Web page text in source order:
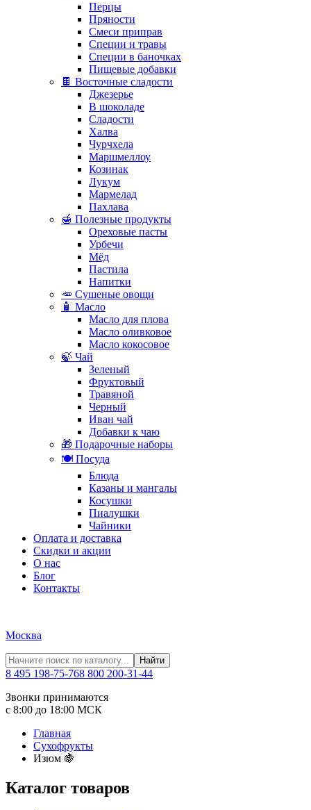
Перцы
Пряности
Смеси приправ
Специи и травы
Специи в баночках
Пищевые добавки
🍫 Восточные сладости
Джезерье
В шоколаде
Сладости
Халва
Чурчхела
Маршмеллоу
Козинак
Лукум
Мармелад
Пахлава
🍯 Полезные продукты
Ореховые пасты
Урбечи
Мёд
Пастила
Напитки
🥕 Сушеные овощи
🧴 Масло
Масло для плова
Масло оливковое
Масло кокосовое
🍃 Чай
Зеленый
Фруктовый
Травяной
Черный
Иван чай
Добавки к чаю
🎁 Подарочные наборы
🍽️ Посуда
Блюда
Казаны и мангалы
Косушки
Пиалушки
Чайники
Оплата и доставка
Скидки и акции
О нас
Блог
Контакты
Москва
Найти
8 495 198-75-768 800 200-31-44
Звонки принимаются
с 8:00 до 18:00 МСК
Главная
Сухофрукты
Изюм 🍇
Каталог товаров